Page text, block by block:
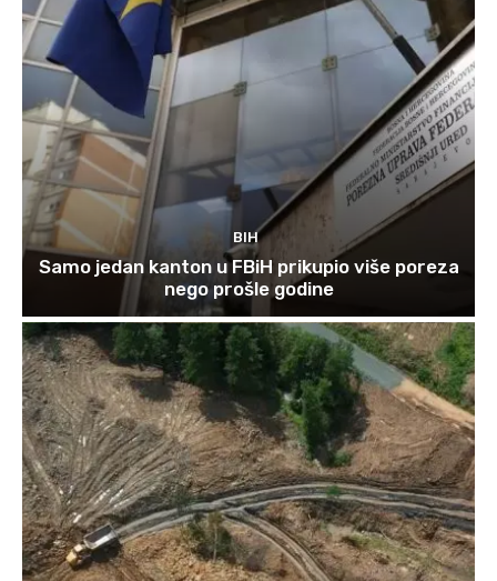
BIH
Samo jedan kanton u FBiH prikupio više poreza
nego prošle godine